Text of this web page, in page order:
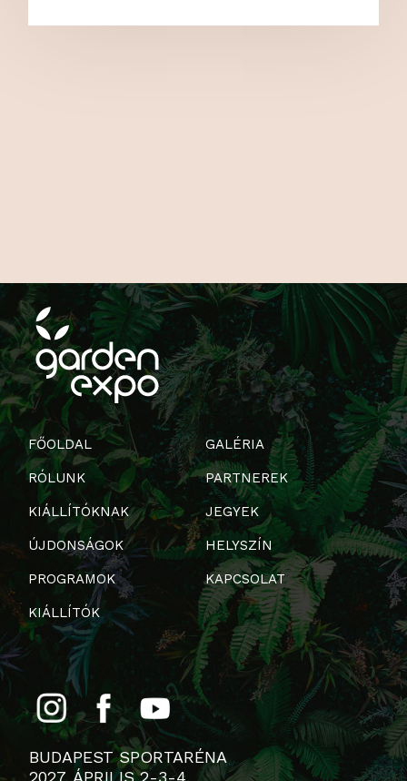
FŐOLDAL
RÓLUNK
KIÁLLÍTÓKNAK
ÚJDONSÁGOK
PROGRAMOK
KIÁLLÍTÓK
GALÉRIA
PARTNEREK
JEGYEK
HELYSZÍN
KAPCSOLAT
BUDAPEST SPORTARÉNA
2027. ÁPRILIS 2-3-4.